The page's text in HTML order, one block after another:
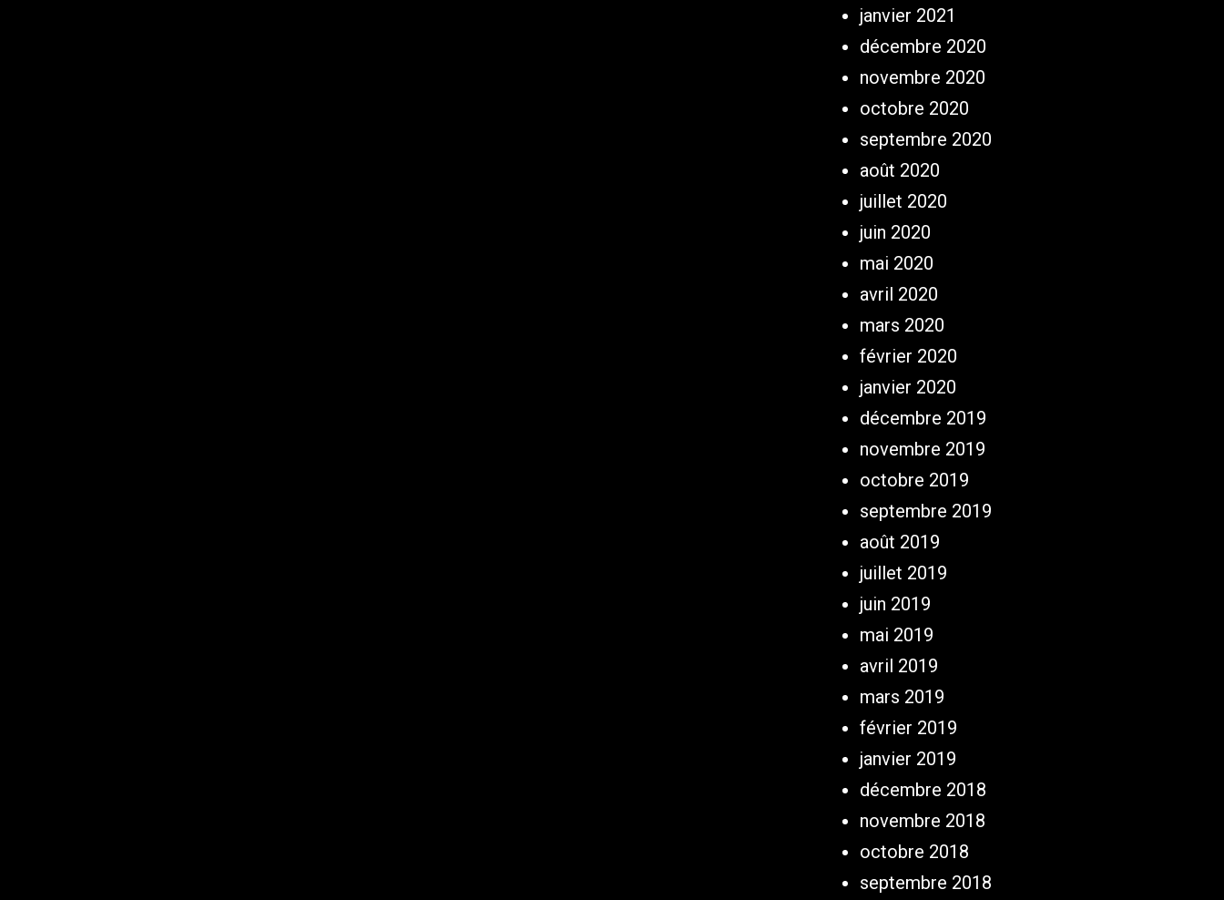
janvier 2021
décembre 2020
novembre 2020
octobre 2020
septembre 2020
août 2020
juillet 2020
juin 2020
mai 2020
avril 2020
mars 2020
février 2020
janvier 2020
décembre 2019
novembre 2019
octobre 2019
septembre 2019
août 2019
juillet 2019
juin 2019
mai 2019
avril 2019
mars 2019
février 2019
janvier 2019
décembre 2018
novembre 2018
octobre 2018
septembre 2018